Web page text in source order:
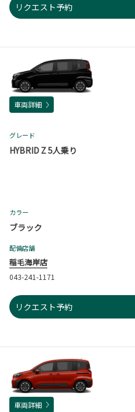
リクエスト予約
車両詳細
グレード
HYBRID Z 5人乗り
カラー
ブラック
配備店舗
稲毛海岸店
043-241-1171
リクエスト予約
車両詳細